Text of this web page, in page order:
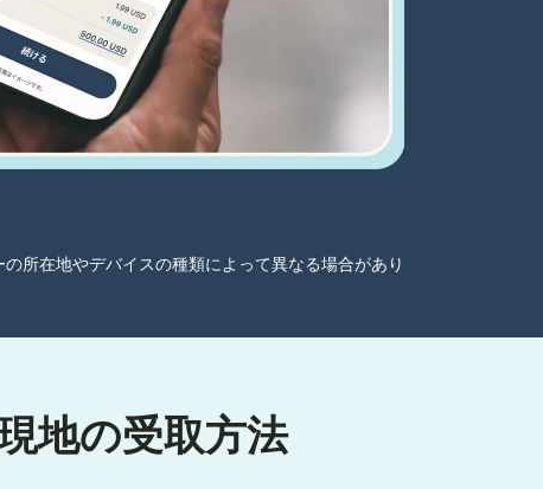
所在地やデバイスの種類によって異なる場合があり
地の受取方法